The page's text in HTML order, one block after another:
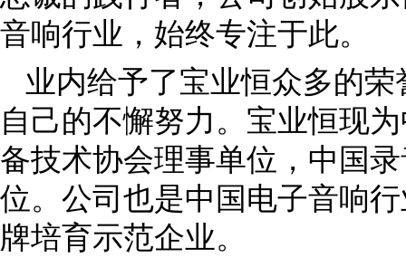
音响行业，始终专注于此。
业内给予了宝业恒众多的
自己的不懈努力。宝业恒现
备技术协会理事单位，中国
位。公司也是中国电子音响
牌培育示范企业。